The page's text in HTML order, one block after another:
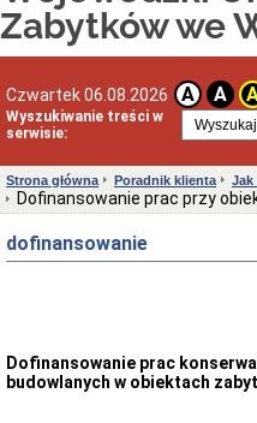
Zabytków we
Czwartek 06.08.2026 A A
Wyszukiwanie treści w
serwisie:
projekcie
dofinansowanym
Europejskich
Delegatury
adresowe
Podstawy
prawne
działalności
Osoby
i
kompetencje
Strona główna Poradnik klienta Jak
Dofinansowanie prac przy
dofinansowanie
Dofinansowanie prac
budowlanych w obiektach